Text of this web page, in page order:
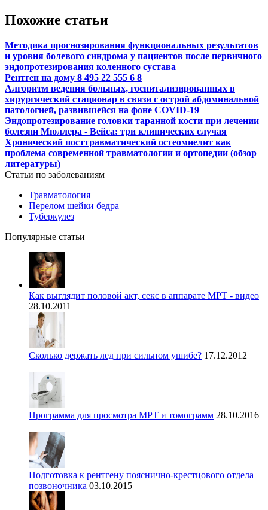
Похожие статьи
Методика прогнозирования функциональных результатов
и уровня болевого синдрома у пациентов после первичного
эндопротезирования коленного сустава
Рентген на дому 8 495 22 555 6 8
Алгоритм ведения больных, госпитализированных в
хирургический стационар в связи с острой абдоминальной
патологией, развившейся на фоне COVID-19
Эндопротезирование головки таранной кости при лечении
болезни Мюллера - Вейса: три клинических случая
Хронический посттравматический остеомиелит как
проблема современной травматологии и ортопедии (обзор
литературы)
Статьи по заболеваниям
Травматология
Перелом шейки бедра
Туберкулез
Популярные статьи
Как выглядит половой акт, секс в аппарате МРТ - видео
28.10.2011
Сколько держать лед при сильном ушибе? 17.12.2012
Программа для просмотра МРТ и томограмм 28.10.2016
Подготовка к рентгену пояснично-крестцового отдела
позвоночника 03.10.2015